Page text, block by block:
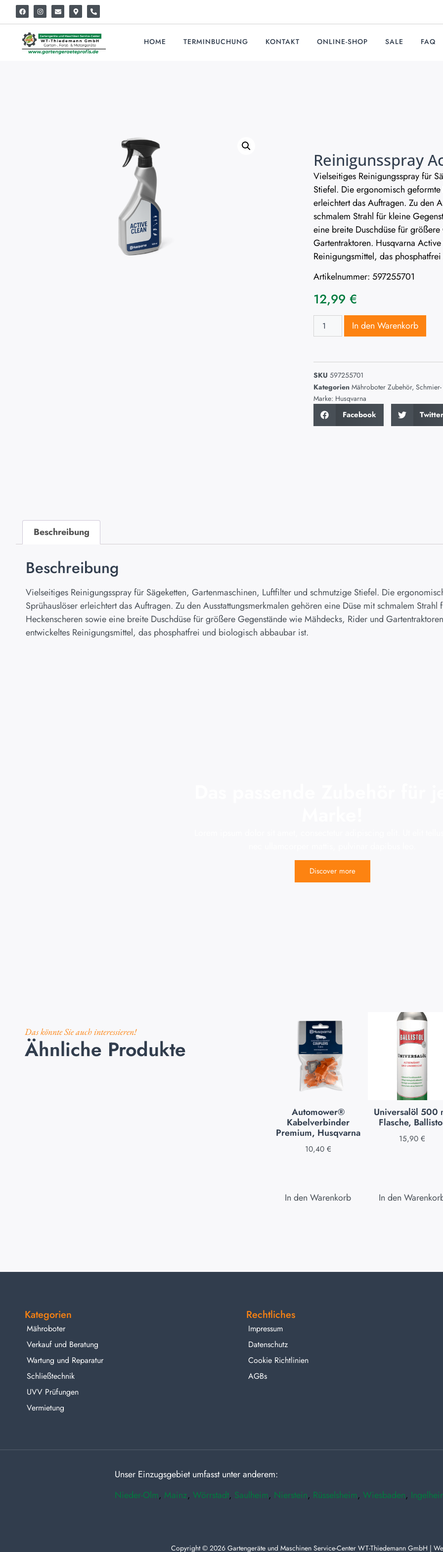
HOME TERMINBUCHUNG KONTAKT ONLINE-SHOP SALE FAQ
Reinigunsspray
Vielseitiges Reinigungsspray für
Stiefel. Die ergonomisch
erleichtert das Auftragen. Zu den
schmalem Strahl für kleine
eine breite Duschdüse für
Gartentraktoren. Husqvarna
Reinigungsmittel, das
Artikelnummer: 597255701
12,99 €
In den Warenkorb
SKU 597255701
Kategorien Mähroboter Zubehör,
Marke: Husqvarna
Facebook Twitter
Beschreibung
Beschreibung
Vielseitiges Reinigungsspray für Sägeketten, Gartenmaschinen, Luftfilter und schmutzige Stiefel. Die
Sprühauslöser erleichtert das Auftragen. Zu den Ausstattungsmerkmalen gehören eine Düse mit schmalem
Heckenscheren sowie eine breite Duschdüse für größere Gegenstände wie Mähdecks, Rider und
entwickeltes Reinigungsmittel, das phosphatfrei und biologisch abbaubar ist.
Discover more
Das könnte Sie auch interessieren!
Ähnliche Produkte
Automower®
Kabelverbinder
Premium, Husqvarna
10,40 €
In den Warenkorb
Universalöl 500
Flasche,
15,90 €
In den
Kategorien
Mähroboter
Verkauf und Beratung
Wartung und Reparatur
Schließtechnik
UVV Prüfungen
Vermietung
Rechtliches
Impressum
Datenschutz
Cookie Richtlinien
AGBs
Unser Einzugsgebiet umfasst unter anderem:
Nieder-Olm, Mainz, Wörrstadt, Saulheim, Nierstein, Rüsselsheim, Wiesbaden,
Copyright © 2026 Gartengeräte und Maschinen Service-Center WT-Thiedemann GmbH |